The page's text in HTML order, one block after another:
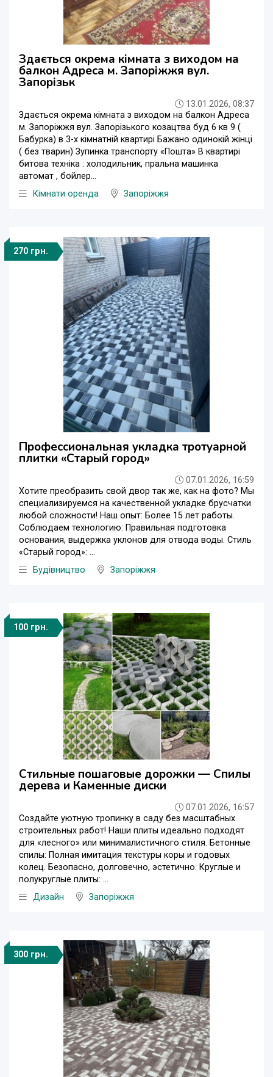
Здається окрема кімната з виходом на
балкон Адреса м. Запоріжжя вул.
Запорізьк
13.01.2026, 08:37
Здається окрема кімната з виходом на балкон Адреса
м. Запоріжжя вул. Запорізького козацтва буд 6 кв 9 (
Бабурка) в 3-х кімнатній квартирі Бажано одинокій жінці
( без тварин) Зупинка транспорту «Пошта» В квартирі
битова техніка : холодильник, пральна машинка
автомат , бойлер...
Кімнати оренда
Запоріжжя
270 грн.
Профессиональная укладка тротуарной
плитки «Старый город»
07.01.2026, 16:59
Хотите преобразить свой двор так же, как на фото? Мы
специализируемся на качественной укладке брусчатки
любой сложности! ​Наш опыт: Более 15 лет работы. ​
Соблюдаем технологию: Правильная подготовка
основания, выдержка уклонов для отвода воды. ​Стиль
«Старый город»: ...
Будівництво
Запоріжжя
100 грн.
Стильные пошаговые дорожки — Спилы
дерева и Каменные диски
07.01.2026, 16:57
Создайте уютную тропинку в саду без масштабных
строительных работ! Наши плиты идеально подходят
для «лесного» или минималистичного стиля. ​Бетонные
спилы: Полная имитация текстуры коры и годовых
колец. Безопасно, долговечно, эстетично. ​Круглые и
полукруглые плиты: ...
Дизайн
Запоріжжя
300 грн.